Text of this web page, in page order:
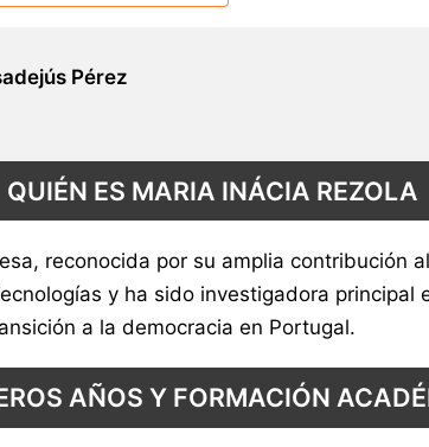
Pérez
QUIÉN ES MARIA INÁCIA REZOLA
reconocida por su amplia contribución
y ha sido investigadora principal
a la democracia en Portugal.
AÑOS Y FORMACIÓN